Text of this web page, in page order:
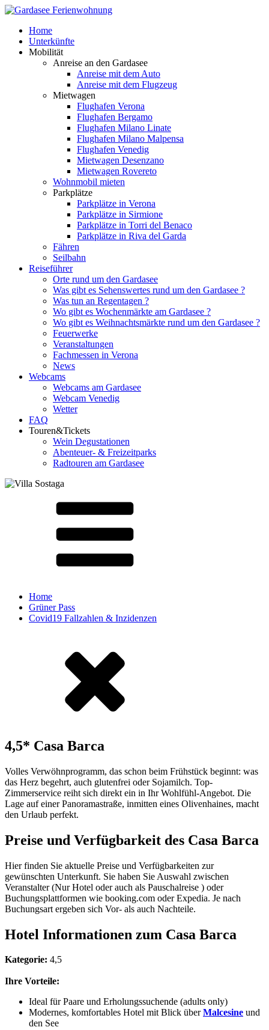
Home
Unterkünfte
Mobilität
Anreise an den Gardasee
Anreise mit dem Auto
Anreise mit dem Flugzeug
Mietwagen
Flughafen Verona
Flughafen Bergamo
Flughafen Milano Linate
Flughafen Milano Malpensa
Flughafen Venedig
Mietwagen Desenzano
Mietwagen Rovereto
Wohnmobil mieten
Parkplätze
Parkplätze in Verona
Parkplätze in Sirmione
Parkplätze in Torri del Benaco
Parkplätze in Riva del Garda
Fähren
Seilbahn
Reiseführer
Orte rund um den Gardasee
Was gibt es Sehenswertes rund um den Gardasee ?
Was tun an Regentagen ?
Wo gibt es Wochenmärkte am Gardasee ?
Wo gibt es Weihnachtsmärkte rund um den Gardasee ?
Feuerwerke
Veranstaltungen
Fachmessen in Verona
News
Webcams
Webcams am Gardasee
Webcam Venedig
Wetter
FAQ
Touren&Tickets
Wein Degustationen
Abenteuer- & Freizeitparks
Radtouren am Gardasee
Home
Grüner Pass
Covid19 Fallzahlen & Inzidenzen
4,5* Casa Barca
Volles Verwöhnprogramm, das schon beim Frühstück beginnt: was
das Herz begehrt, auch glutenfrei oder Sojamilch. Top-
Zimmerservice reiht sich direkt ein in Ihr Wohlfühl-Angebot. Die
Lage auf einer Panoramastraße, inmitten eines Olivenhaines, macht
den Urlaub perfekt.
Preise und Verfügbarkeit des Casa Barca
Hier finden Sie aktuelle Preise und Verfügbarkeiten zur
gewünschten Unterkunft. Sie haben Sie Auswahl zwischen
Veranstalter (Nur Hotel oder auch als Pauschalreise ) oder
Buchungsplattformen wie booking.com oder Expedia. Je nach
Buchungsart ergeben sich Vor- als auch Nachteile.
Hotel Informationen zum Casa Barca
Kategorie: 4,5
Ihre Vorteile:
Ideal für Paare und Erholungssuchende (adults only)
Modernes, komfortables Hotel mit Blick überMalcesine und
den See